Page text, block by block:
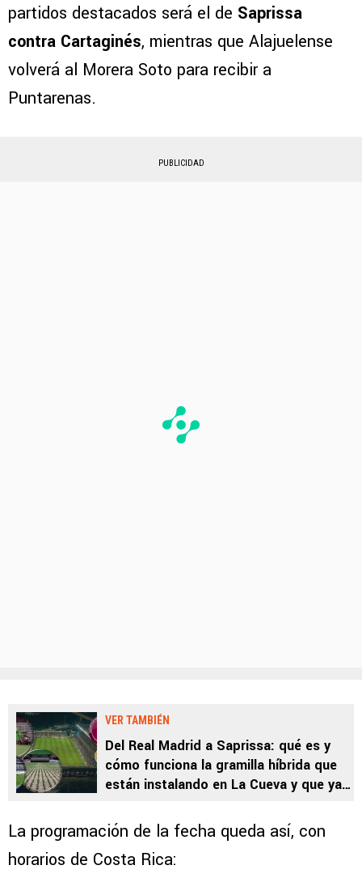
partidos destacados será el de Saprissa
contra Cartaginés, mientras que Alajuelense
volverá al Morera Soto para recibir a
Puntarenas.
PUBLICIDAD
VER TAMBIÉN
Del Real Madrid a Saprissa: qué es y
cómo funciona la gramilla híbrida que
están instalando en La Cueva y que ya
La programación de la fecha queda así, con
horarios de Costa Rica: